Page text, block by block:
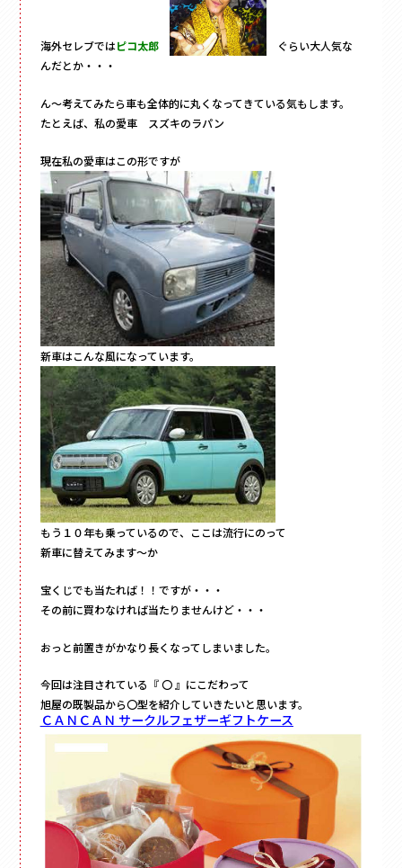
海外セレブではピコ太郎
ぐらい大人気な
んだとか・・・
ん～考えてみたら車も全体的に丸くなってきている気もします。
たとえば、私の愛車 スズキのラパン
現在私の愛車はこの形ですが
新車はこんな風になっています。
もう１０年も乗っているので、ここは流行にのって
新車に替えてみます～か
宝くじでも当たれば！！ですが・・・
その前に買わなければ当たりませんけど・・・
おっと前置きがかなり長くなってしまいました。
今回は注目されている『 〇 』にこだわって
旭屋の既製品から〇型を紹介していきたいと思います。
ＣＡＮＣＡＮ サークルフェザーギフトケース